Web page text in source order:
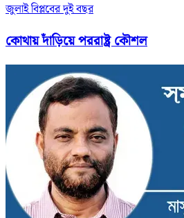
জুলাই বিপ্লবের দুই বছর
কোথায় দাঁড়িয়ে পররাষ্ট্র কৌশল